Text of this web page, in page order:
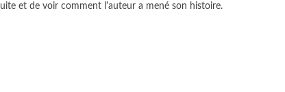
et de voir comment l'auteur a mené son histoire.